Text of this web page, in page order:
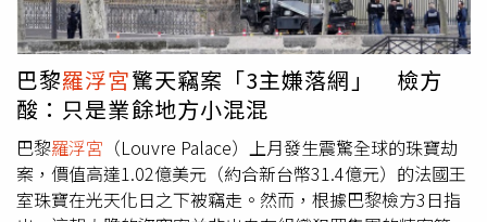
好完整配套，也時時演練，處理是相對審慎成熟，請各界放
心。劉書彬強調，2022年時任故宮院長吳密察早就講說要
優化故宮遇到危難的打包疏散計畫，如今3年一晃眼過去，
國家文物撤離居然沒個第二安置處，「佛系」至此實在是令
人憂心。她重申，文化資產不只是地球的寶藏，也是歷史重
要的印記，將持續監督落實安全制度與防災演練。明朝嘉靖
年間「青花嬰戲圖碗」是2024年外交部轉交故宮收藏的重
要文物之一。（圖／翻攝自故宮博物院官網）
212顆珍珠與近2,000顆鑽石的皇冠，據稱屬於拿破崙三世
（Napoleon III）之妻歐仁妮皇后（Eugénie de
Montijo）。調查人員表示，目前尚未尋獲被竊珠寶，但在
現場發現的證物，包括手套、高能見度背心與金屬切割機
上，檢測出阿布杜拉耶的DNA。多家媒體因此報導，他極可
能是當時打破玻璃櫃、直接入侵畫廊的２名嫌犯之一。據
悉，阿布杜拉耶是1位在社群媒體上小有名氣的人物。他在
YouTube、TikTok與Instagram上以「Doudou Cross
巴黎羅浮宮驚天竊案「3主嫌落網」 檢方
酸：只是業餘地方小混混
巴黎羅浮宮 （Louvre Palace）上月發生震驚全球的珠寶劫
案，價值高達1.02億美元（約合新台幣31.4億元）的法國王
室珠寶在光天化日之下被竊走。然而，根據巴黎檢方3日指